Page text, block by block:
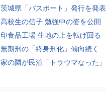
茨城県「パスポート」発行を発表
高校生の信子 勉強中の姿を公開
印食品工場 生地の上を転げ回る
無期刑の「終身刑化」傾向続く
家の隣が民泊「トラウマなった」